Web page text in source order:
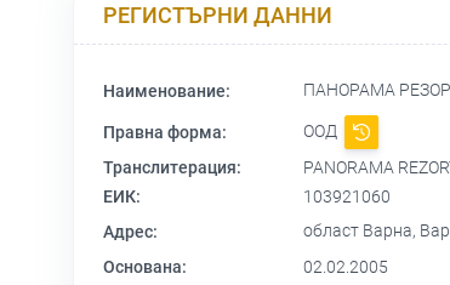
РЕГИСТЪРНИ ДАННИ
Наименование: ПАНОРАМА
Правна форма:
ООД
Транслитерация:
PANORAMA
ЕИК:
103921060
Адрес:
област Варна,
Основана:
02.02.2005